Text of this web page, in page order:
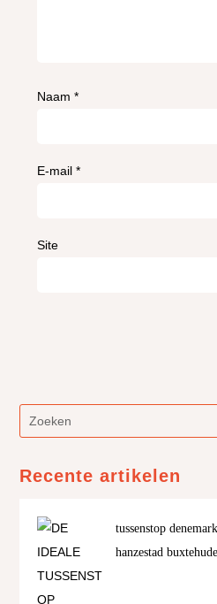
Naam*
E-mail*
Site
Recente artikelen
tussenstop
hanzestad buxtehude